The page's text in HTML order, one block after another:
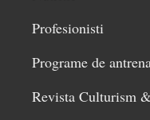
Profesionisti
Programe de
Revista Culturism